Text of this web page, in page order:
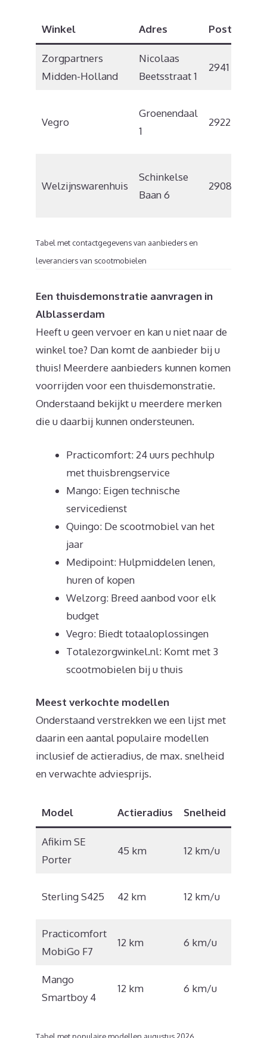
Winkel Adres Postcode
Zorgpartners
Midden-Holland
Nicolaas
Beetsstraat 1
2941 TN
Vegro
Groenendaal
1
2922 CJ
Welzijnswarenhuis
Schinkelse
Baan 6
2908 LE
Tabel met contactgegevens van aanbieders en
leveranciers van scootmobielen
Een thuisdemonstratie aanvragen in
Alblasserdam
Heeft u geen vervoer en kan u niet naar de
winkel toe? Dan komt de aanbieder bij u
thuis! Meerdere aanbieders kunnen komen
voorrijden voor een thuisdemonstratie.
Onderstaand bekijkt u meerdere merken
die u daarbij kunnen ondersteunen.
Practicomfort: 24 uurs pechhulp
met thuisbrengservice
Mango: Eigen technische
servicedienst
Quingo: De scootmobiel van het
jaar
Medipoint: Hulpmiddelen lenen,
huren of kopen
Welzorg: Breed aanbod voor elk
budget
Vegro: Biedt totaaloplossingen
Totalezorgwinkel.nl: Komt met 3
scootmobielen bij u thuis
Meest verkochte modellen
Onderstaand verstrekken we een lijst met
daarin een aantal populaire modellen
inclusief de actieradius, de max. snelheid
en verwachte adviesprijs.
Model Actieradius Snelheid
Afikim SE
Porter
45 km 12 km/u
Sterling S425 42 km 12 km/u
Practicomfort
MobiGo F7
12 km 6 km/u
Mango
Smartboy 4
12 km 6 km/u